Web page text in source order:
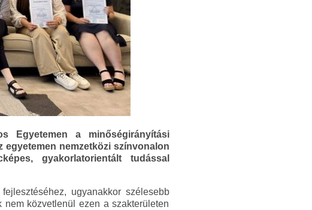
Egyetemen a minőségirányítási
egyetemen nemzetközi színvonalon
gyakorlatorientált tudással
ugyanakkor szélesebb
közvetlenül ezen a szakterületen